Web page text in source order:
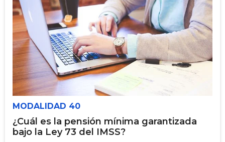
MODALIDAD 40
¿Cuál es la pensión mínima garantizada
bajo la Ley 73 del IMSS?